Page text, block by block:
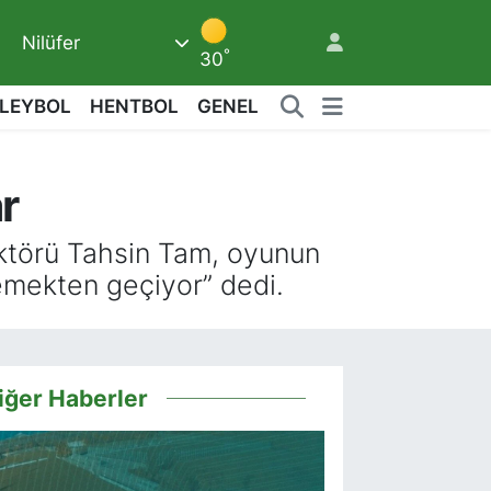
Nilüfer
30°
HENTBOL GENEL
Tahsin Tam, oyunun
geçiyor” dedi.
Haberler